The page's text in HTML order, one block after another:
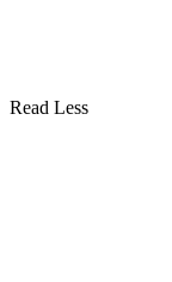
Read Less